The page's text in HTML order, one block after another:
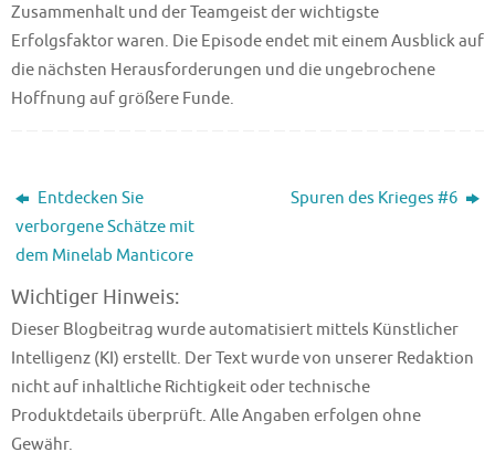
Zusammenhalt und der Teamgeist der wichtigste
Erfolgsfaktor waren. Die Episode endet mit einem Ausblick auf
die nächsten Herausforderungen und die ungebrochene
Hoffnung auf größere Funde.
Entdecken Sie
verborgene Schätze mit
dem Minelab Manticore
Spuren des Krieges #6
Wichtiger Hinweis:
Dieser Blogbeitrag wurde automatisiert mittels Künstlicher
Intelligenz (KI) erstellt. Der Text wurde von unserer Redaktion
nicht auf inhaltliche Richtigkeit oder technische
Produktdetails überprüft. Alle Angaben erfolgen ohne
Gewähr.